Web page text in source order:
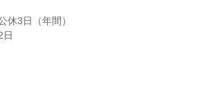
休3日（年間）
日